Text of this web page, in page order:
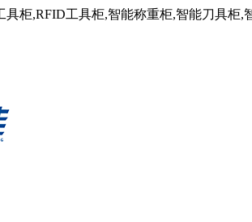
具柜,RFID工具柜,智能称重柜,智能刀具柜